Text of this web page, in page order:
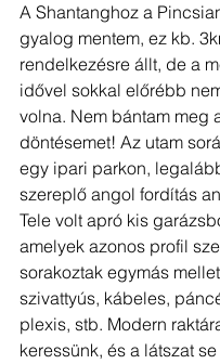
A Shantanghoz a
gyalog mentem, ez kb.
rendelkezésre állt, de a
idővel sokkal előrébb
volna. Nem bántam meg
döntésemet! Az utam
egy ipari parkon,
szereplő angol fordítás
Tele volt apró kis
amelyek azonos profil
sorakoztak egymás
szivattyús, kábeles,
plexis, stb. Modern
keressünk, és a látszat